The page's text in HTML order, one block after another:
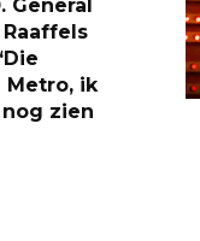
General
Metro, ik
zien